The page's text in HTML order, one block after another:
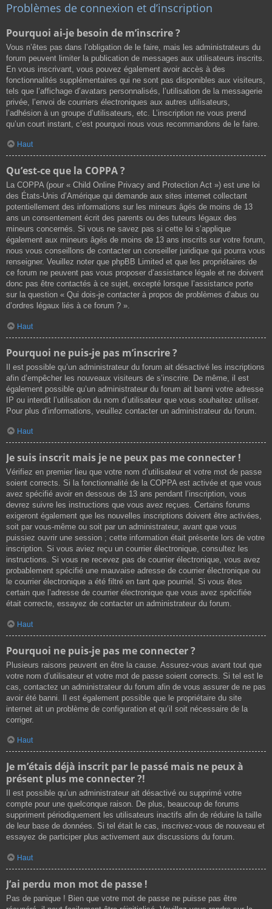
Problèmes de connexion et d’inscription
Pourquoi ai-je besoin de m’inscrire ?
Vous n’êtes pas dans l’obligation de le faire, mais les administrateurs du
forum peuvent limiter la publication de messages aux utilisateurs inscrits.
En vous inscrivant, vous pouvez également avoir accès à des
fonctionnalités supplémentaires qui ne sont pas disponibles aux visiteurs,
tels que l’affichage d’avatars personnalisés, l’utilisation de la messagerie
privée, l’envoi de courriers électroniques aux autres utilisateurs,
l’adhésion à un groupe d’utilisateurs, etc. L’inscription ne vous prend
qu’un court instant, c’est pourquoi nous vous recommandons de le faire.
Haut
Qu’est-ce que la COPPA ?
La COPPA (pour « Child Online Privacy and Protection Act ») est une loi
des États-Unis d’Amérique qui demande aux sites internet collectant
potentiellement des informations sur les mineurs âgés de moins de 13
ans un consentement écrit des parents ou des tuteurs légaux des
mineurs concernés. Si vous ne savez pas si cette loi s’applique
également aux mineurs âgés de moins de 13 ans inscrits sur votre forum,
nous vous conseillons de contacter un conseiller juridique qui pourra vous
renseigner. Veuillez noter que phpBB Limited et que les propriétaires de
ce forum ne peuvent pas vous proposer d’assistance légale et ne doivent
donc pas être contactés à ce sujet, excepté lorsque l’assistance porte
sur la question « Qui dois-je contacter à propos de problèmes d’abus ou
d’ordres légaux liés à ce forum ? ».
Haut
Pourquoi ne puis-je pas m’inscrire ?
Il est possible qu’un administrateur du forum ait désactivé les inscriptions
afin d’empêcher les nouveaux visiteurs de s’inscrire. De même, il est
également possible qu’un administrateur du forum ait banni votre adresse
IP ou interdit l’utilisation du nom d’utilisateur que vous souhaitez utiliser.
Pour plus d’informations, veuillez contacter un administrateur du forum.
Haut
Je suis inscrit mais je ne peux pas me connecter !
Vérifiez en premier lieu que votre nom d’utilisateur et votre mot de passe
soient corrects. Si la fonctionnalité de la COPPA est activée et que vous
avez spécifié avoir en dessous de 13 ans pendant l’inscription, vous
devrez suivre les instructions que vous avez reçues. Certains forums
exigeront également que les nouvelles inscriptions doivent être activées,
soit par vous-même ou soit par un administrateur, avant que vous
puissiez ouvrir une session ; cette information était présente lors de votre
inscription. Si vous aviez reçu un courrier électronique, consultez les
instructions. Si vous ne recevez pas de courrier électronique, vous avez
probablement spécifié une mauvaise adresse de courrier électronique ou
le courrier électronique a été filtré en tant que pourriel. Si vous êtes
certain que l’adresse de courrier électronique que vous avez spécifiée
était correcte, essayez de contacter un administrateur du forum.
Haut
Pourquoi ne puis-je pas me connecter ?
Plusieurs raisons peuvent en être la cause. Assurez-vous avant tout que
votre nom d’utilisateur et votre mot de passe soient corrects. Si tel est le
cas, contactez un administrateur du forum afin de vous assurer de ne pas
avoir été banni. Il est également possible que le propriétaire du site
internet ait un problème de configuration et qu’il soit nécessaire de la
corriger.
Haut
Je m’étais déjà inscrit par le passé mais ne peux à
présent plus me connecter ?!
Il est possible qu’un administrateur ait désactivé ou supprimé votre
compte pour une quelconque raison. De plus, beaucoup de forums
suppriment périodiquement les utilisateurs inactifs afin de réduire la taille
de leur base de données. Si tel était le cas, inscrivez-vous de nouveau et
essayez de participer plus activement aux discussions du forum.
Haut
J’ai perdu mon mot de passe !
Pas de panique ! Bien que votre mot de passe ne puisse pas être